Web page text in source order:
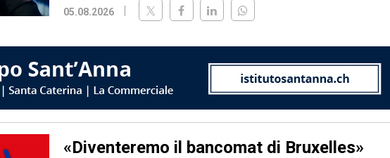
05.08.2026
«Diventeremo il bancomat di Bruxelles»